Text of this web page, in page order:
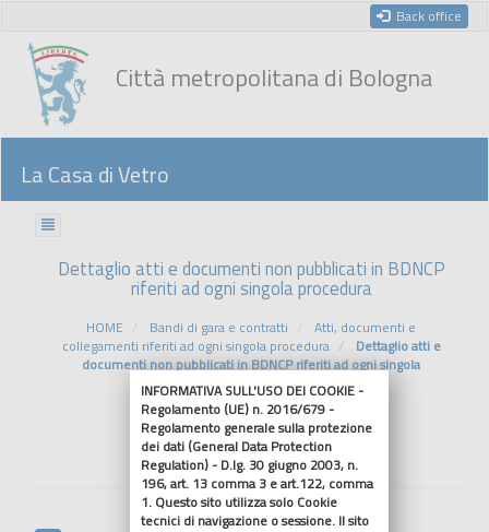
Back office
Città metropolitana di Bologna
La Casa di Vetro
Dettaglio atti e documenti non pubblicati in BDNCP
riferiti ad ogni singola procedura
HOME Bandi di gara e contratti
Atti, documenti e
collegamenti riferiti ad ogni singola procedura
Dettaglio atti e
documenti non pubblicati in BDNCP riferiti ad ogni singola
procedura
Riferimenti normativi
INFORMATIVA SULL'USO DEI COOKIE -
Regolamento (UE) n. 2016/679 -
Regolamento generale sulla protezione
dei dati (General Data Protection
Regulation) - D.lg. 30 giugno 2003, n.
196, art. 13 comma 3 e art.122, comma
1. Questo sito utilizza solo Cookie
tecnici di navigazione o sessione. Il sito